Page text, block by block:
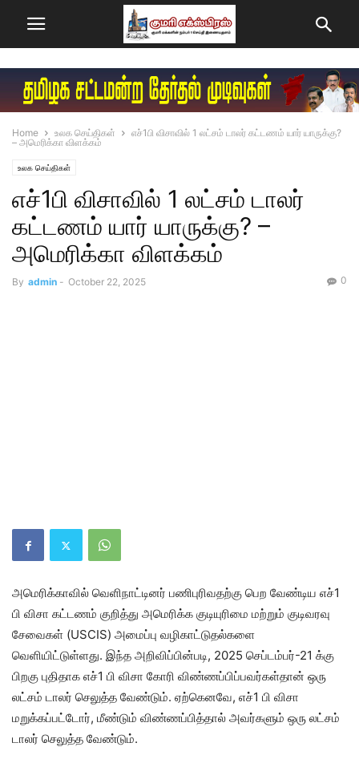
Home உலக செய்திகள்
எச்1பி விசாவில் 1 லட்சம் டாலர் கட்டணம் யார் யாருக்கு?
– அமெரிக்கா விளக்கம்
உலக செய்திகள்
எச்1பி விசாவில் 1 லட்சம் டாலர்
கட்டணம் யார் யாருக்கு? –
அமெரிக்கா விளக்கம்
By admin - October 22, 2025 0
அமெரிக்காவில் வெளிநாட்டினர் பணிபுரிவதற்கு பெற வேண்டிய எச்1
பி விசா கட்டணம் குறித்து அமெரிக்க குடியுரிமை மற்றும் குடிவரவு
சேவைகள் (USCIS) அமைப்பு வழிகாட்டுதல்களை
வெளியிட்டுள்ளது. இந்த அறிவிப்பின்படி, 2025 செப்டம்பர்-21 க்கு
பிறகு புதிதாக எச்1 பி விசா கோரி விண்ணப்பிப்பவர்கள்தான் ஒரு
லட்சம் டாலர் செலுத்த வேண்டும். ஏற்கெனவே, எச்1 பி விசா
மறுக்கப்பட்டோர், மீண்டும் விண்ணப்பித்தால் அவர்களும் ஒரு லட்சம்
டாலர் செலுத்த வேண்டும்.